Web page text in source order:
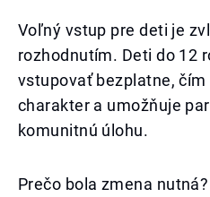
Voľný vstup pre deti je
rozhodnutím. Deti do 12
vstupovať bezplatne,
charakter a umožňuje
komunitnú úlohu.
Prečo bola zmena nutná?